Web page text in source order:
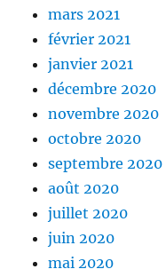
mars 2021
février 2021
janvier 2021
décembre 2020
novembre 2020
octobre 2020
septembre 2020
août 2020
juillet 2020
juin 2020
mai 2020